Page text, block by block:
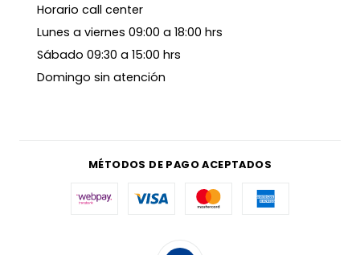
Horario call center
Lunes a viernes 09:00 a 18:00 hrs
Sábado 09:30 a 15:00 hrs
Domingo sin atención
MÉTODOS DE PAGO ACEPTADOS